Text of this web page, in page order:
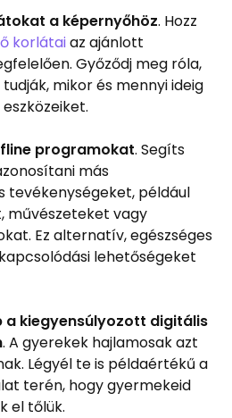
a képernyőhöz. Hozz
korlátaiaz ajánlott
Győződj meg róla,
mikor és mennyi ideig
programokat. Segíts
más
tevékenységeket, például
művészeteket vagy
Ez alternatív, egészséges
lehetőségeket
a kiegyensúlyozott digitális
. A gyerekek hajlamosak azt
Légyél te is példaértékű a
terén, hogy gyermekeid
el tőlük.